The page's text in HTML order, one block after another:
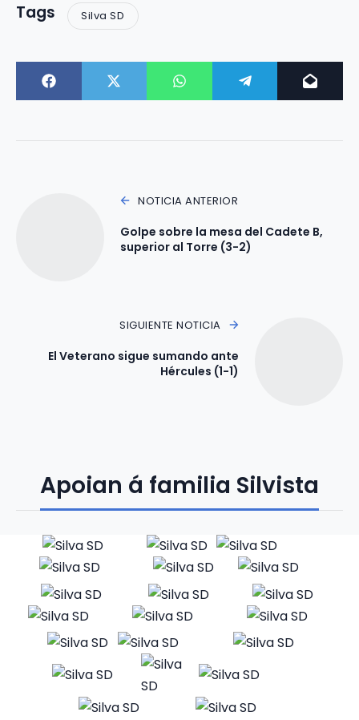
Tags Silva SD
NOTICIA ANTERIOR
Golpe sobre la mesa del Cadete B,
superior al Torre (3-2)
SIGUIENTE NOTICIA
El Veterano sigue sumando ante
Hércules (1-1)
Apoian á familia Silvista